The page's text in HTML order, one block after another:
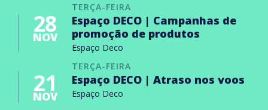
TERÇA-FEIRA
28
NOV
Espaço DECO | Campanhas de
promoção de produtos
Espaço Deco
TERÇA-FEIRA
21
NOV
Espaço DECO | Atraso nos voos
Espaço Deco